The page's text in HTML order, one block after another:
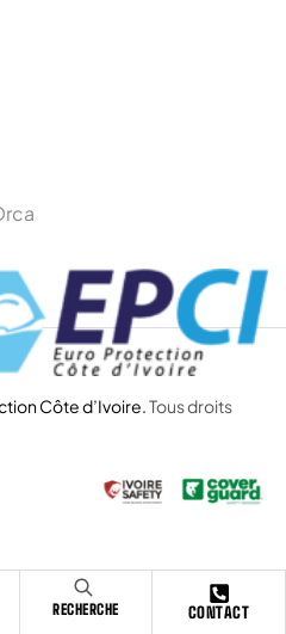
RECHERCHE CONTACT
Côte d’Ivoire.Tous droits